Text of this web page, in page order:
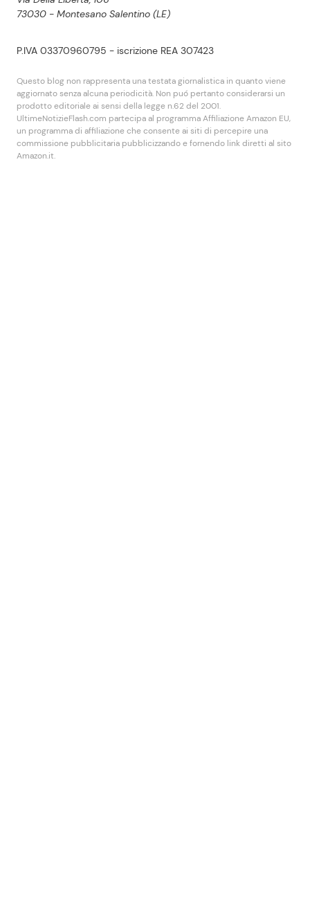
73030 - Montesano Salentino (LE)
P.IVA 03370960795 - iscrizione REA 307423
Questo blog non rappresenta una testata giornalistica in quanto viene
aggiornato senza alcuna periodicità. Non puó pertanto considerarsi un
prodotto editoriale ai sensi della legge n.62 del 2001.
UltimeNotizieFlash.com partecipa al programma Affiliazione Amazon EU,
un programma di affiliazione che consente ai siti di percepire una
commissione pubblicitaria pubblicizzando e fornendo link diretti al sito
Amazon.it.